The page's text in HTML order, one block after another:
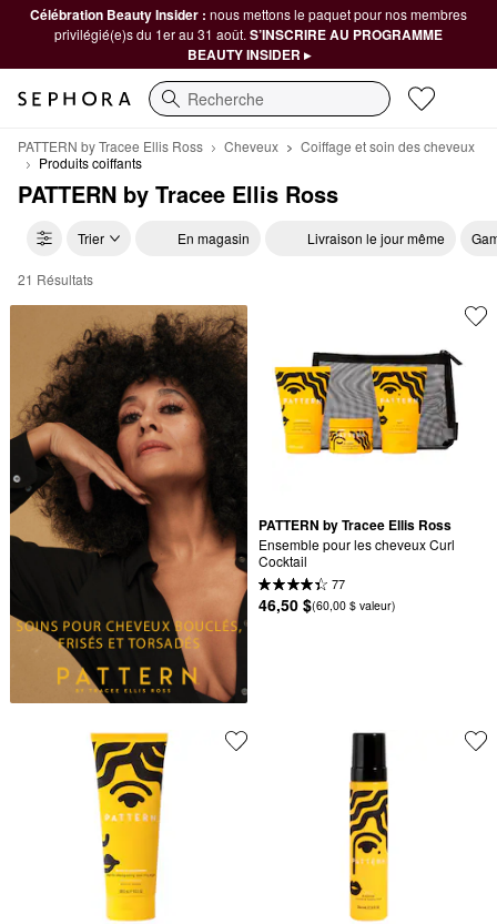
Célébration Beauty Insider : nous mettons le paquet pour nos membres
privilégié(e)s du 1er au 31 août. S’INSCRIRE AU PROGRAMME
BEAUTY INSIDER ▸
Recherche
PATTERN by Tracee Ellis Ross Cheveux
Coiffage et soin des cheveux
Produits coiffants
PATTERN by Tracee Ellis Ross
Trier En magasin Livraison le jour même
PATTERN by Tracee Ellis Ross Produits coiffants
21 Résultats
PATTERN by Tracee Ellis Ross
Ensemble pour les cheveux Curl
Cocktail
77
46,50 $(60,00 $ valeur)